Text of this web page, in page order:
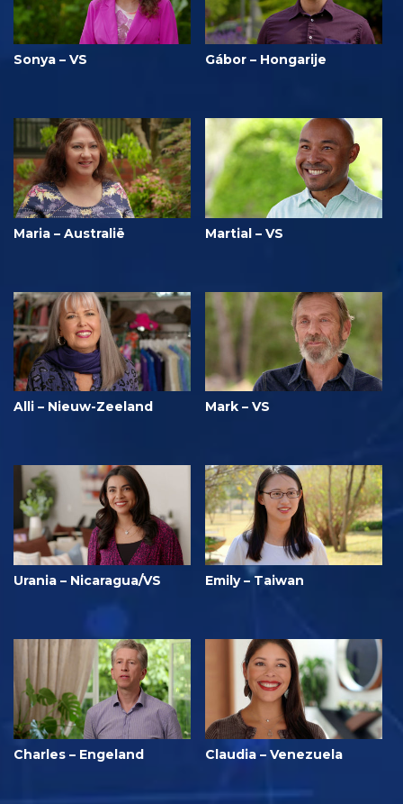
Sonya – VS Gábor – Hongarije
Maria – Australië Martial – VS
Alli – Nieuw-Zeeland Mark – VS
Urania – Nicaragua/VS Emily – Taiwan
Charles – Engeland Claudia – Venezuela